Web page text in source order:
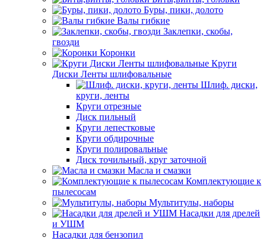
Буры, пики, долото
Валы гибкие
Заклепки, скобы,
гвозди
Коронки
Круги
Диски Ленты шлифовальные
Шлиф. диски,
круги, ленты
Круги отрезные
Диск пильный
Круги лепестковые
Круги обдирочные
Круги полировальные
Диск точильный, круг заточной
Масла и смазки
Комплектующие к
пылесосам
Мультитулы, наборы
Насадки для дрелей
и УШМ
Насадки для бензопил